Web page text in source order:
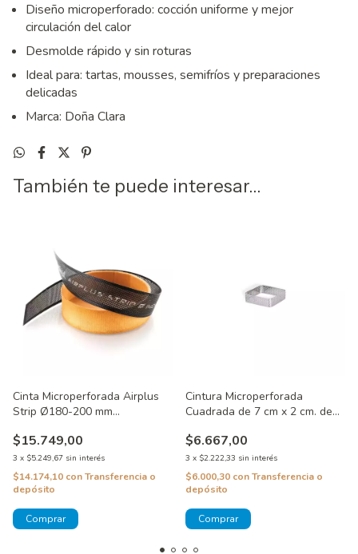
Diseño microperforado: cocción uniforme y mejor
circulación del calor
Desmolde rápido y sin roturas
Ideal para: tartas, mousses, semifríos y preparaciones
delicadas
Marca: Doña Clara
También te puede interesar...
Cinta Microperforada Airplus
Strip Ø180-200 mm
$15.749,00
3 x $5.249,67 sin interés
$14.174,10 conTransferencia o
depósito
Cintura Microperforada
Cuadrada de 7 cm x 2 cm. de
$6.667,00
3 x $2.222,33 sin interés
$6.000,30 conTransferencia o
depósito